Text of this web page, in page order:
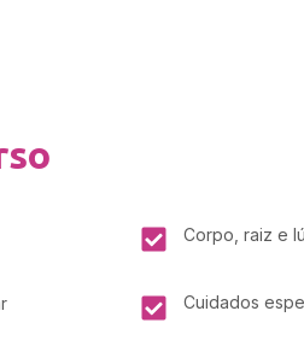
Corpo, raiz e
Cuidados